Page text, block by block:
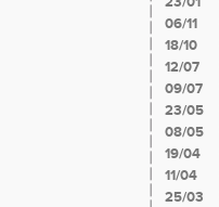
06/11
18/10
12/07
09/07
23/05
08/05
19/04
11/04
25/03